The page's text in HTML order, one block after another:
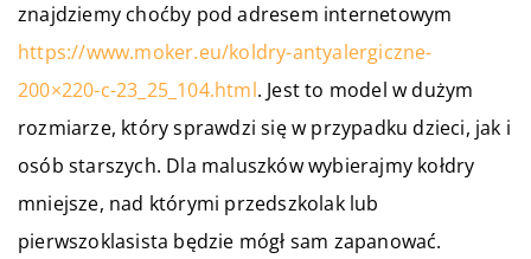
znajdziemy choćby pod adresem internetowym
https://www.moker.eu/koldry-antyalergiczne-
200×220-c-23_25_104.html. Jest to model w dużym
rozmiarze, który sprawdzi się w przypadku dzieci, jak i
osób starszych. Dla maluszków wybierajmy kołdry
mniejsze, nad którymi przedszkolak lub
pierwszoklasista będzie mógł sam zapanować.